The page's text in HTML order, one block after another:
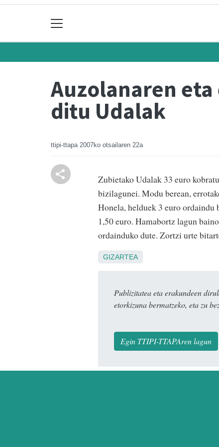
Auzolanaren
ditu Udalak
ttipi-ttapa 2007ko otsailaren 22a
Zubietako Udalak 33 euro
bizilagunei. Modu berean,
Honela, helduek 3 euro ordaindu
1,50 euro. Hamabortz lagun
ordainduko dute. Zortzi urte
GIZARTEA
Publizitatea eta erakundeen
etorkizuna bermatzeko, eta zu
Egin TTIPI-TTAPAren lagun